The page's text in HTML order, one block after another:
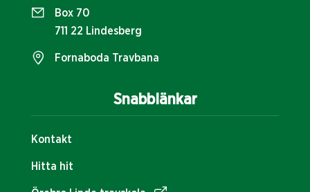
Snabblänkar
Kontakt
Hitta hit
Box 70
711 22 Lindesberg
Fornaboda Travbana